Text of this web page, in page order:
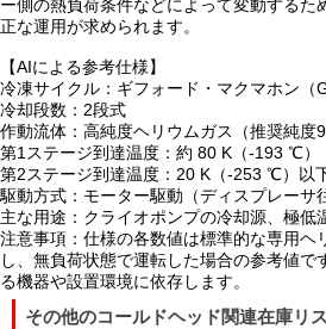
ー側の熱負荷条件などによって変動するた
正な運用が求められます。
【AIによる参考仕様】
冷凍サイクル：ギフォード・マクマホン（
冷却段数：2段式
作動流体：高純度ヘリウムガス（推奨純度
第1ステージ到達温度：約 80 K（-193 ℃）
第2ステージ到達温度：20 K（-253 ℃）以
駆動方式：モーター駆動（ディスプレーサ
主な用途：クライオポンプの冷却源、極低
注意事項：仕様の各数値は標準的な専用ヘ
し、無負荷状態で運転した場合の参考値で
る機器や設置環境に依存します。
その他のコールドヘッド関連在庫リ